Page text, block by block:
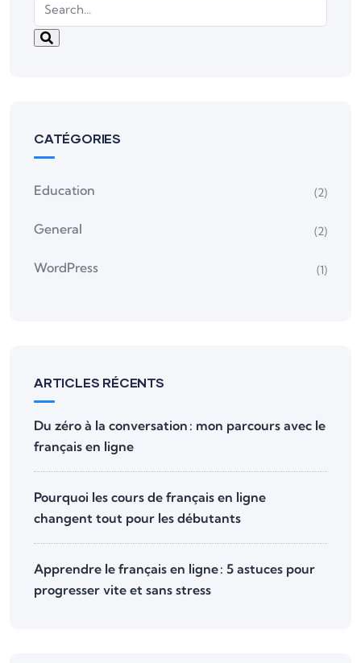
CATÉGORIES
Education (2)
General (2)
WordPress (1)
ARTICLES RÉCENTS
Du zéro à la conversation : mon parcours avec le
français en ligne
Pourquoi les cours de français en ligne
changent tout pour les débutants
Apprendre le français en ligne : 5 astuces pour
progresser vite et sans stress